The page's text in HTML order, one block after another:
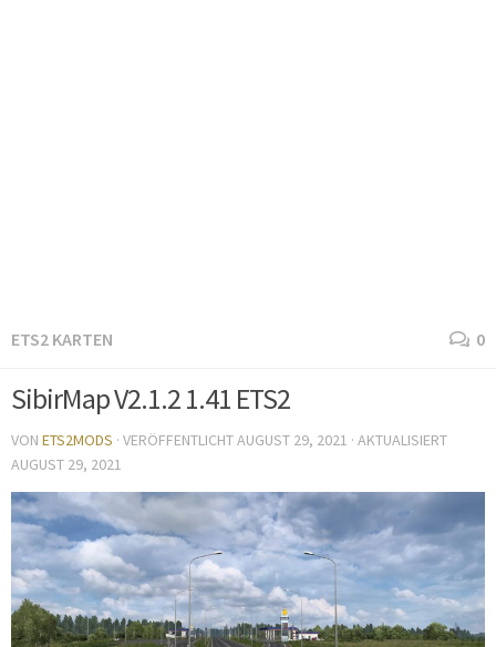
ETS2 KARTEN 0
SibirMap V2.1.2 1.41 ETS2
VON ETS2MODS · VERÖFFENTLICHTAUGUST 29, 2021 · AKTUALISIERT
AUGUST 29, 2021